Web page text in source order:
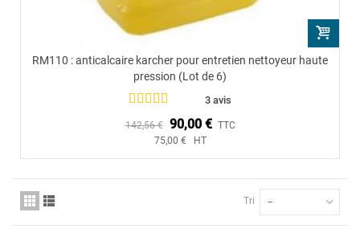
RM110 : anticalcaire karcher pour entretien nettoyeur haute
pression (Lot de 6)
3 avis
142,56 € 90,00 € TTC
75,00 € HT
Tri --